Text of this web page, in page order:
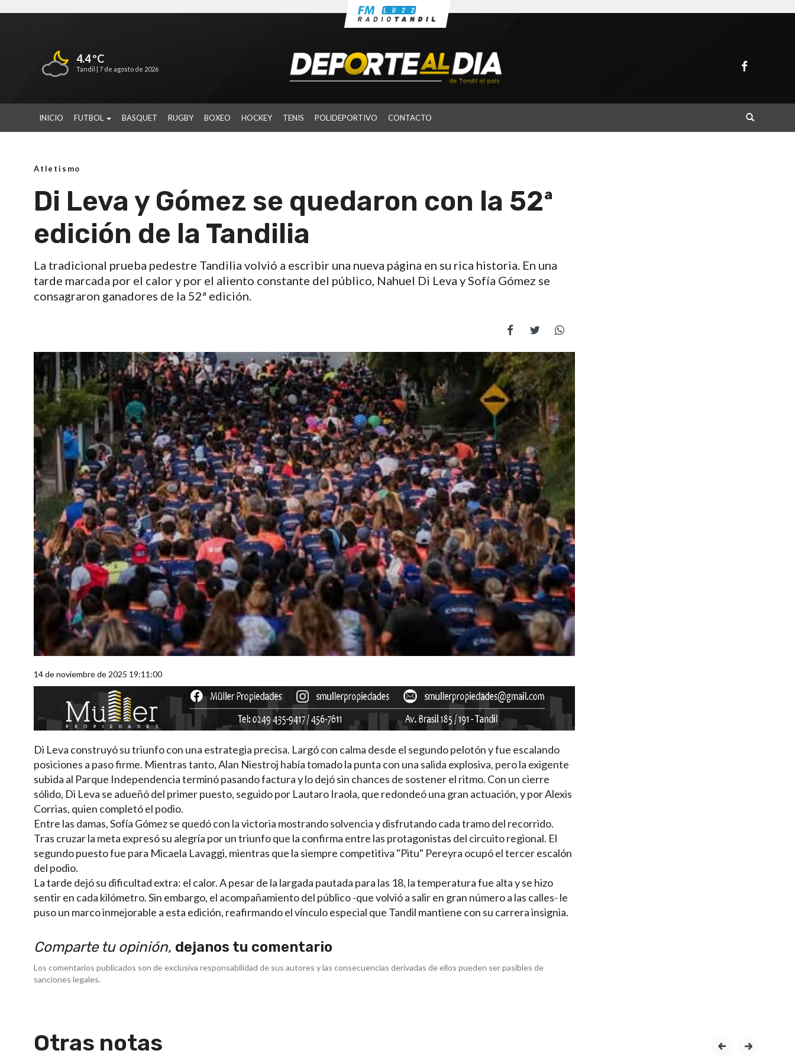
4.4 ºC
Tandil | 7 de agosto de 2026
INICIO FUTBOL BASQUET RUGBY BOXEO HOCKEY TENIS POLIDEPORTIVO CONTACTO
Atletismo
Di Leva y Gómez se quedaron con la 52ª
edición de la Tandilia
La tradicional prueba pedestre Tandilia volvió a escribir una nueva página en su rica historia. En una
tarde marcada por el calor y por el aliento constante del público, Nahuel Di Leva y Sofía Gómez se
consagraron ganadores de la 52ª edición.
14 de noviembre de 2025 19:11:00
Di Leva construyó su triunfo con una estrategia precisa. Largó con calma desde el segundo pelotón y fue escalando
posiciones a paso firme. Mientras tanto, Alan Niestroj había tomado la punta con una salida explosiva, pero la exigente
subida al Parque Independencia terminó pasando factura y lo dejó sin chances de sostener el ritmo. Con un cierre
sólido, Di Leva se adueñó del primer puesto, seguido por Lautaro Iraola, que redondeó una gran actuación, y por Alexis
Corrias, quien completó el podio.
Entre las damas, Sofía Gómez se quedó con la victoria mostrando solvencia y disfrutando cada tramo del recorrido.
Tras cruzar la meta expresó su alegría por un triunfo que la confirma entre las protagonistas del circuito regional. El
segundo puesto fue para Micaela Lavaggi, mientras que la siempre competitiva "Pitu" Pereyra ocupó el tercer escalón
del podio.
La tarde dejó su dificultad extra: el calor. A pesar de la largada pautada para las 18, la temperatura fue alta y se hizo
sentir en cada kilómetro. Sin embargo, el acompañamiento del público -que volvió a salir en gran número a las calles- le
puso un marco inmejorable a esta edición, reafirmando el vínculo especial que Tandil mantiene con su carrera insignia.
Comparte tu opinión, dejanos tu comentario
Los comentarios publicados son de exclusiva responsabilidad de sus autores y las consecuencias derivadas de ellos pueden ser pasibles de
sanciones legales.
Otras notas prev next